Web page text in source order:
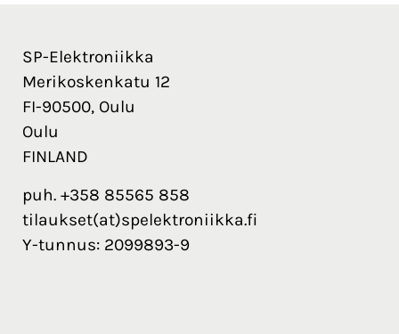
SP-Elektroniikka
Merikoskenkatu 12
FI-90500, Oulu
Oulu
FINLAND
puh. +358 85565 858
tilaukset(at)spelektroniikka.fi
Y-tunnus: 2099893-9